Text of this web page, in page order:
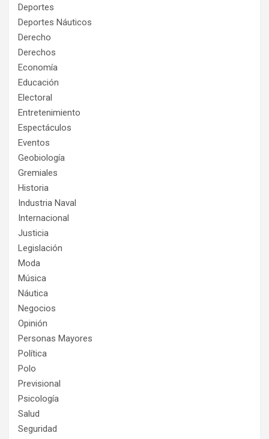
Deportes
Deportes Náuticos
Derecho
Derechos
Economía
Educación
Electoral
Entretenimiento
Espectáculos
Eventos
Geobiología
Gremiales
Historia
Industria Naval
Internacional
Justicia
Legislación
Moda
Música
Náutica
Negocios
Opinión
Personas Mayores
Política
Polo
Previsional
Psicología
Salud
Seguridad